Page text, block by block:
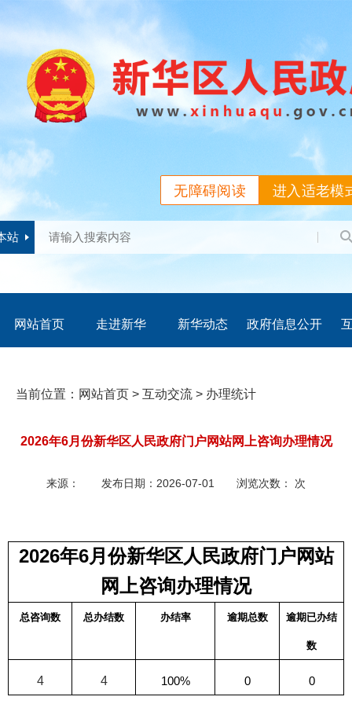
进入适老模
无障碍阅读
站
网站首页 走进新华 新华动态 政府信息公开
当前位置： 网站首页 > 互动交流 > 办理统计
2026年6月份新华区人民政府门户网站网上咨询办理情况
来源： 发布日期： 2026-07-01 浏览次数： 次
2026年6月份新华区人民政府门户网站
网上咨询办理情况
总咨询数 总办结数 办结率 逾期总数 逾期已办结
数
4 4 100% 0 0